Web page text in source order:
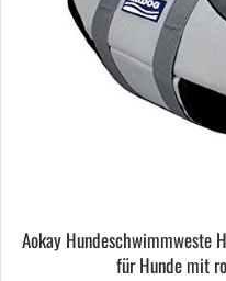
Aokay Hundeschwimmweste
für Hunde mit